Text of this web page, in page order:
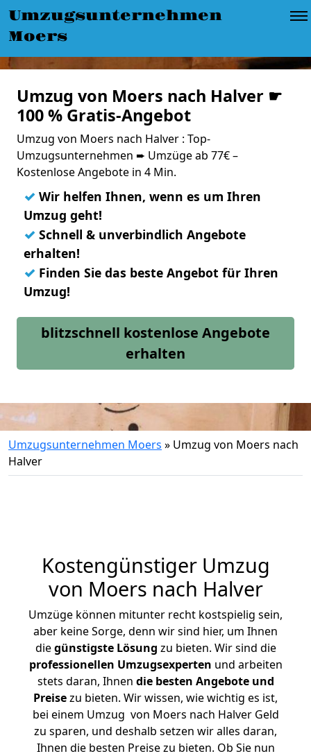
Umzugsunternehmen
Moers
Umzug von Moers nach Halver ☛
100 % Gratis-Angebot
Umzug von Moers nach Halver : Top-
Umzugsunternehmen ➨ Umzüge ab 77€ –
Kostenlose Angebote in 4 Min.
✓ Wir helfen Ihnen, wenn es um Ihren
Umzug geht!
✓ Schnell & unverbindlich Angebote
erhalten!
✓ Finden Sie das beste Angebot für Ihren
Umzug!
blitzschnell kostenlose Angebote
erhalten
Umzugsunternehmen Moers » Umzug von Moers nach
Halver
Kostengünstiger Umzug
von Moers nach Halver
Umzüge können mitunter recht kostspielig sein,
aber keine Sorge, denn wir sind hier, um Ihnen
diegünstigste Lösung zu bieten. Wir sind die
professionellen Umzugsexperten und arbeiten
stets daran, Ihnen die besten Angebote und
Preisezu bieten. Wir wissen, wie wichtig es ist,
bei einem Umzug von Moers nach Halver Geld
zu sparen, und deshalb setzen wir alles daran,
Ihnen die besten Preise zu bieten. Ob Sie nun